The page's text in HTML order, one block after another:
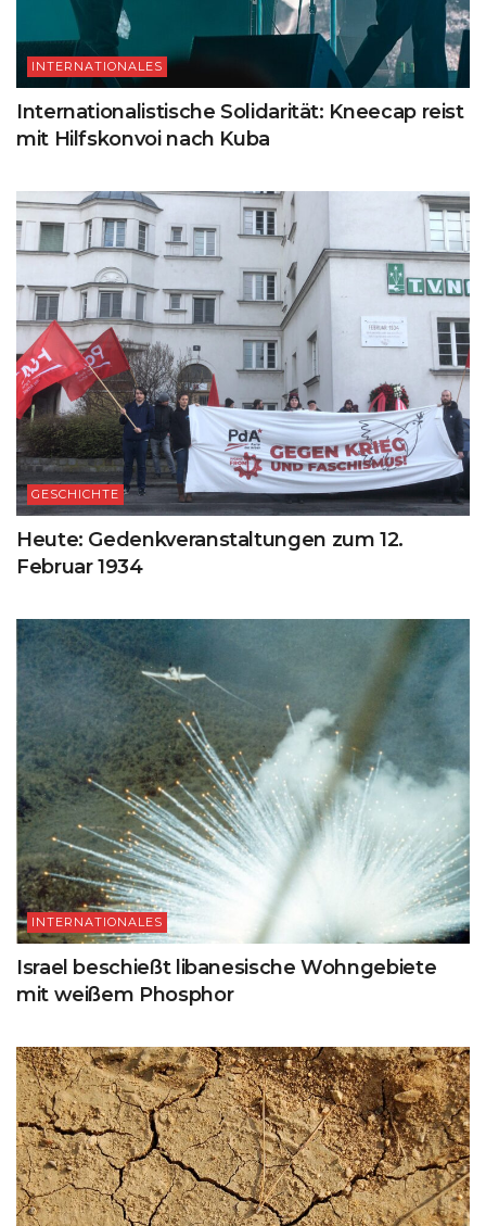
INTERNATIONALES
Internationalistische Solidarität: Kneecap reist
mit Hilfskonvoi nach Kuba
GESCHICHTE
Heute: Gedenkveranstaltungen zum 12.
Februar 1934
INTERNATIONALES
Israel beschießt libanesische Wohngebiete
mit weißem Phosphor